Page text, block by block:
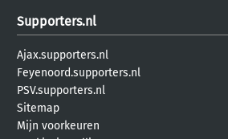
Supporters.nl
Ajax.supporters.nl
Feyenoord.supporters.nl
PSV.supporters.nl
Sitemap
Mijn voorkeuren